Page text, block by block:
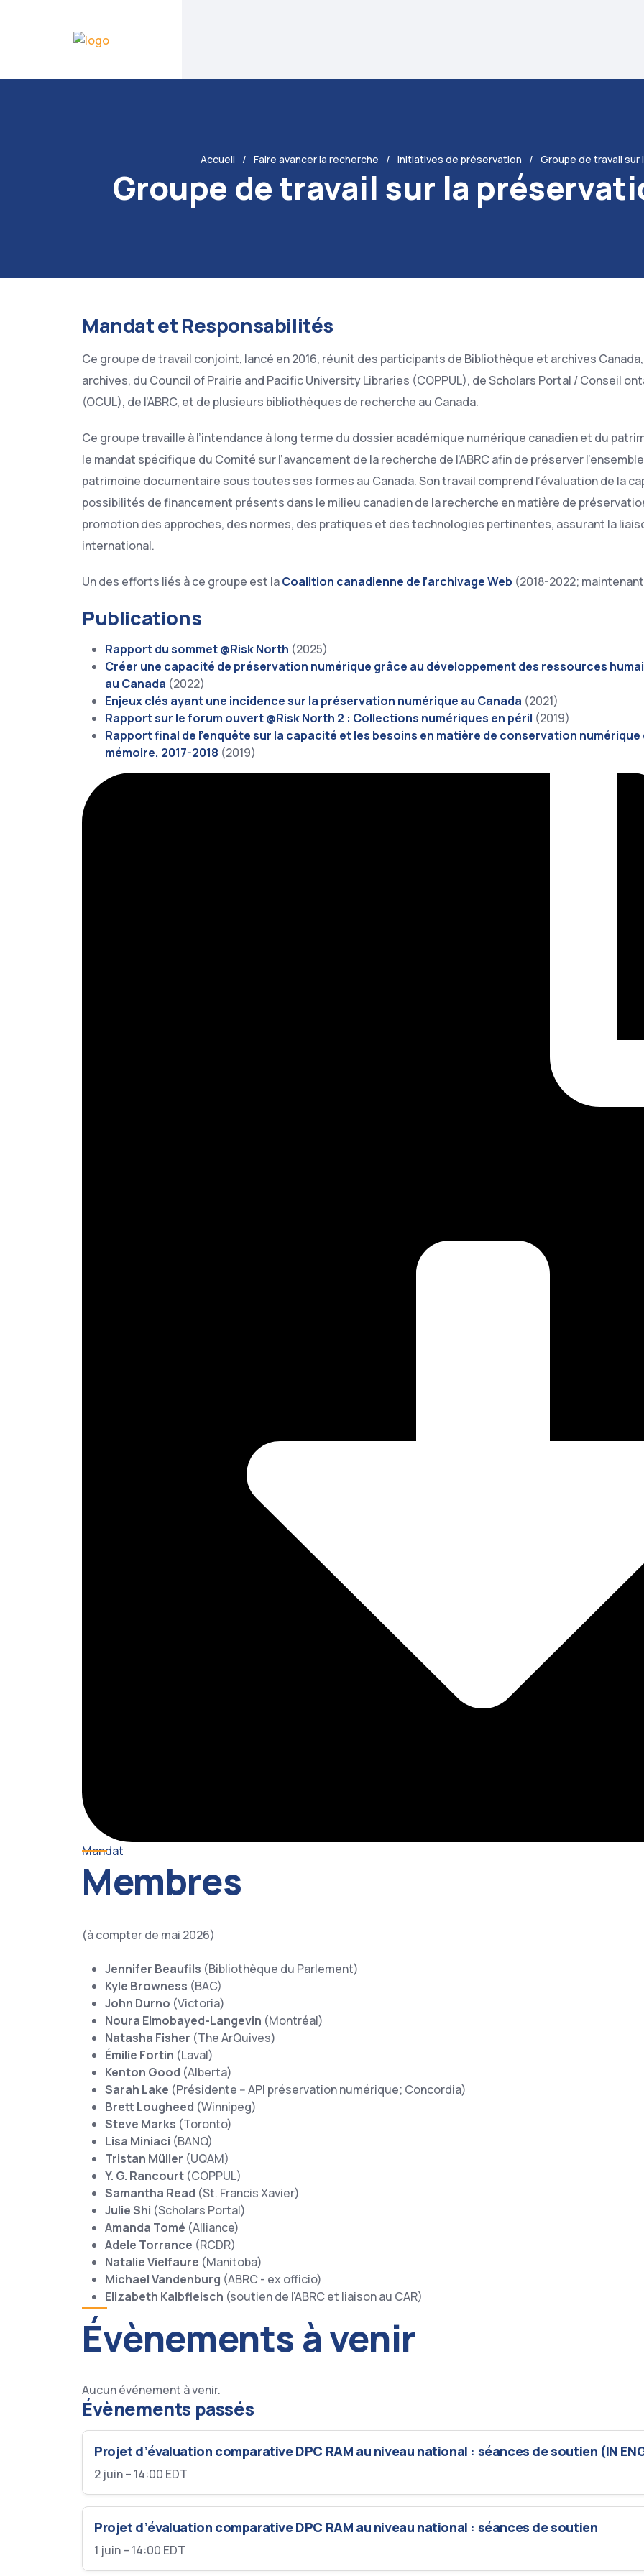
Accueil Faire avancer la recherche Initiatives de préservation Groupe de travail
Groupe de travail sur la
Mandat et Responsabilités
Ce groupe de travail conjoint, lancé en 2016, réunit des participants de Bibliothèque et archives
archives, du Council of Prairie and Pacific University Libraries (COPPUL), de Scholars Portal / Conseil
(OCUL), de l’ABRC, et de plusieurs bibliothèques de recherche au Canada.
Ce groupe travaille à l’intendance à long terme du dossier académique numérique canadien et du
le mandat spécifique du Comité sur l’avancement de la recherche de l’ABRC afin de préserver
patrimoine documentaire sous toutes ses formes au Canada. Son travail comprend l’évaluation de la
possibilités de financement présents dans le milieu canadien de la recherche en matière de
promotion des approches, des normes, des pratiques et des technologies pertinentes, assurant la
international.
Un des efforts liés à ce groupe est laCoalition canadienne de l’archivage Web (2018-2022;
Publications
Rapport du sommet @Risk North (2025)
Créer une capacité de préservation numérique grâce au développement des ressources
au Canada (2022)
Enjeux clés ayant une incidence sur la préservation numérique au Canada (2021)
Rapport sur le forum ouvert @Risk North 2 : Collections numériques en péril (2019)
Rapport final de l’enquête sur la capacité et les besoins en matière de conservation
mémoire, 2017-2018 (2019)
Mandat
Membres
(à compter de mai 2026)
Jennifer Beaufils (Bibliothèque du Parlement)
Kyle Browness (BAC)
John Durno (Victoria)
Noura Elmobayed-Langevin (Montréal)
Natasha Fisher (The ArQuives)
Émilie Fortin (Laval)
Kenton Good (Alberta)
Sarah Lake (Présidente -- API préservation numérique; Concordia)
Brett Lougheed (Winnipeg)
Steve Marks (Toronto)
Lisa Miniaci (BANQ)
Tristan Müller (UQAM)
Y. G. Rancourt (COPPUL)
Samantha Read (St. Francis Xavier)
Julie Shi (Scholars Portal)
Amanda Tomé (Alliance)
Adele Torrance (RCDR)
Natalie Vielfaure (Manitoba)
Michael Vandenburg (ABRC - ex officio)
Elizabeth Kalbfleisch (soutien de l'ABRC et liaison au CAR)
Évènements à venir
Aucun événement à venir.
Évènements passés
Projet d’évaluation comparative DPC RAM au niveau national : séances de soutien (IN
2 juin – 14:00 EDT
Projet d’évaluation comparative DPC RAM au niveau national : séances de soutien
1 juin – 14:00 EDT